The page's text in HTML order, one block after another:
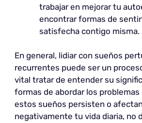
trabajar en mejorar tu
encontrar formas de
satisfecha contigo misma.
En general, lidiar con sueños
recurrentes puede ser un
vital tratar de entender su
formas de abordar los
estos sueños persisten o
negativamente tu vida diaria, no